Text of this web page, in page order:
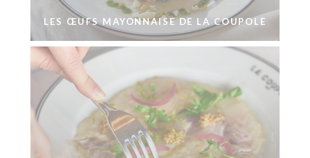
LES ŒUFS MAYONNAISE DE LA COUPOLE